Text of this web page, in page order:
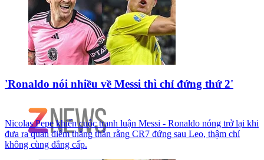
'Ronaldo nói nhiều về Messi thì chỉ đứng thứ 2'
Nicolas Pepe khiến cuộc tranh luận Messi - Ronaldo nóng trở lại khi
đưa ra quan điểm thẳng thắn rằng CR7 đứng sau Leo, thậm chí
không cùng đẳng cấp.